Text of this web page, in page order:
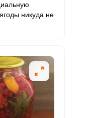
никуда не